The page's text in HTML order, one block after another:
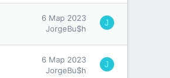
6 Мар 2023
JorgeBu$h
J
6 Мар 2023
JorgeBu$h
J